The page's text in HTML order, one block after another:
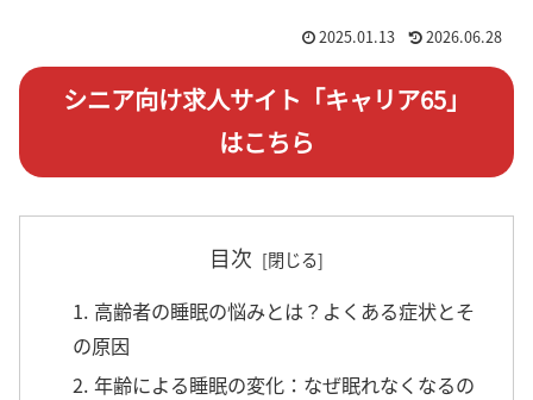
2025.01.13 2026.06.28
シニア向け求人サイト「キャリア65」
はこちら
目次
1. 高齢者の睡眠の悩みとは？よくある症状とそ
の原因
2. 年齢による睡眠の変化：なぜ眠れなくなるの